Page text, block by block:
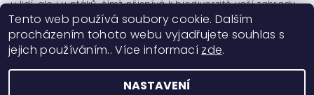
u lidí, ale i u ptáků, čímž přispívá k biodiverzitě vaší zahrady.
Tento web používá soubory cookie. Dalším
procházením tohoto webu vyjadřujete souhlas s
jejich používáním.. Více informací zde.
NASTAVENÍ